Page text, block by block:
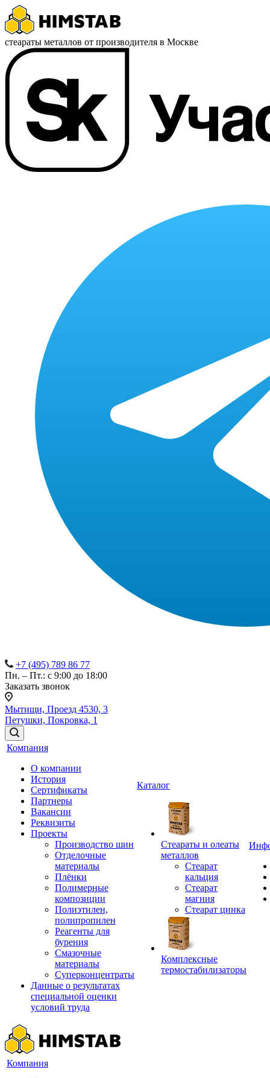
стеараты металлов от производителя в Москве
+7 (495) 789 86 77
Пн. – Пт.: с 9:00 до 18:00
Заказать звонок
Мытищи, Проезд 4530, 3
Петушки, Покровка, 1
Компания
О компании
История
Сертификаты
Партнеры
Вакансии
Реквизиты
Проекты
Производство шин
Отделочные
материалы
Плёнки
Полимерные
композиции
Полиэтилен,
полипропилен
Реагенты для
бурения
Смазочные
материалы
Суперконцентраты
Данные о результатах
специальной оценки
условий труда
Каталог
Стеараты и олеаты
металлов
Стеарат
кальция
Стеарат
магния
Стеарат цинка
Комплексные
термостабилизаторы
Компания